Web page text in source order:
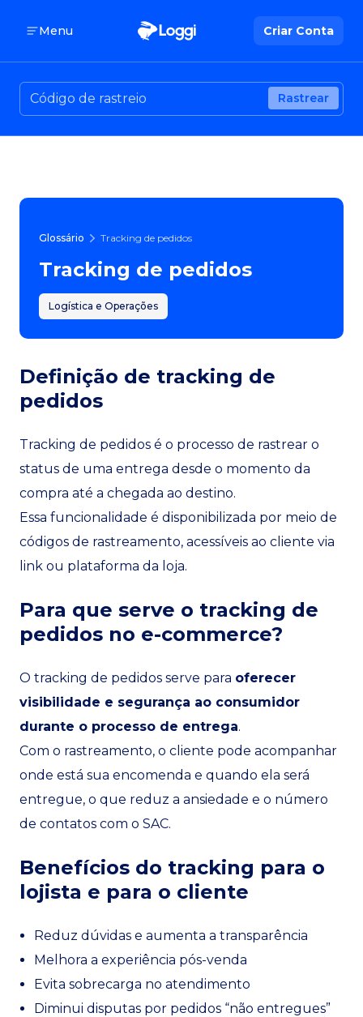
Menu Criar Conta
Rastrear
Glossário Tracking de pedidos
Tracking de pedidos
Logística e Operações
Definição de tracking de
pedidos
Tracking de pedidos é o processo de rastrear o
status de uma entrega desde o momento da
compra até a chegada ao destino.
Essa funcionalidade é disponibilizada por meio de
códigos de rastreamento, acessíveis ao cliente via
link ou plataforma da loja.
Para que serve o tracking de
pedidos no e-commerce?
O tracking de pedidos serve para oferecer
visibilidade e segurança ao consumidor
durante o processo de entrega.
Com o rastreamento, o cliente pode acompanhar
onde está sua encomenda e quando ela será
entregue, o que reduz a ansiedade e o número
de contatos com o SAC.
Benefícios do tracking para o
lojista e para o cliente
Reduz dúvidas e aumenta a transparência
Melhora a experiência pós-venda
Evita sobrecarga no atendimento
Diminui disputas por pedidos “não entregues”